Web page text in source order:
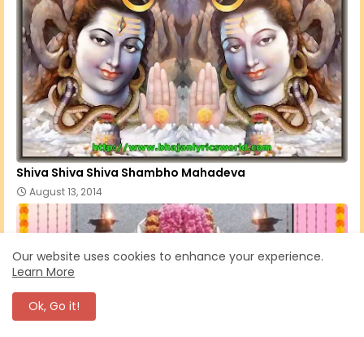
Shiva Shiva Shiva Shambho Mahadeva
August 13, 2014
Our website uses cookies to enhance your experience.
Learn More
Ok, Go it!